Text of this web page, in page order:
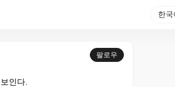
한국
팔로우
인다.